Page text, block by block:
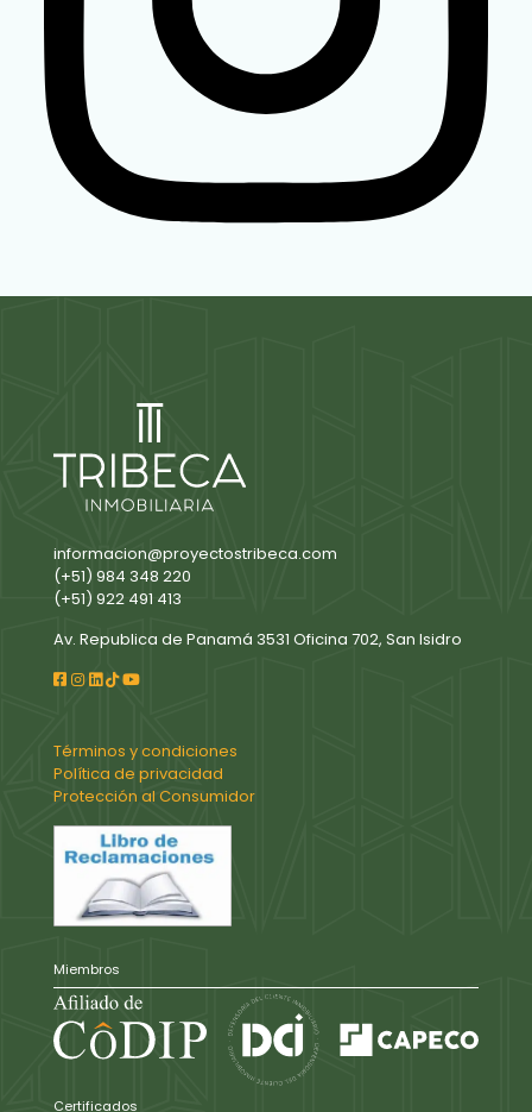
informacion@proyectostribeca.com
(+51) 984 348 220
(+51) 922 491 413
Av. Republica de Panamá 3531 Oficina 702, San Isidro
Términos y condiciones
Política de privacidad
Protección al Consumidor
Miembros
Certificados